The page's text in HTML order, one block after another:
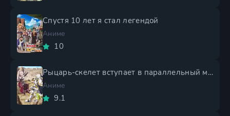
Спустя 10 лет я стал легендой
Аниме
10
Рыцарь-скелет вступает в параллельный мир 2 сезон
Аниме
9.1